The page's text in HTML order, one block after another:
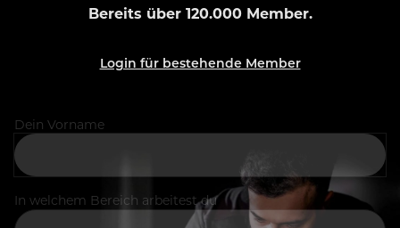
Bereits über 120.000 Member.
Login für bestehende Member
Dein Vorname
In welchem Bereich arbeitest du